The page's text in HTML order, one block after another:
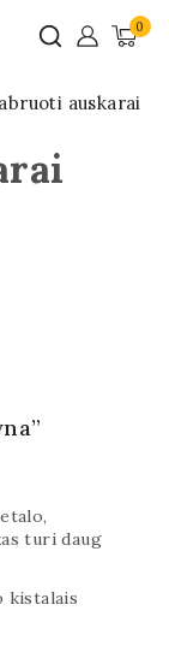
0
auskarai
turi daug
kistalais